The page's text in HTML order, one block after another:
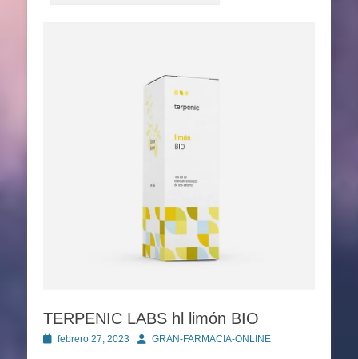
TERPENIC LABS hl limón BIO
Publicado
febrero 27, 2023 AutorGRAN-FARMACIA-ONLINE